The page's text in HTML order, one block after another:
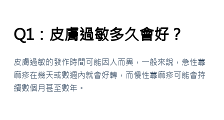
Q1：皮膚過敏多久會好？
皮膚過敏的發作時間可能因人而異，一般來說，急性蕁
麻疹在幾天或數週內就會好轉，而慢性蕁麻疹可能會持
續數個月甚至數年。